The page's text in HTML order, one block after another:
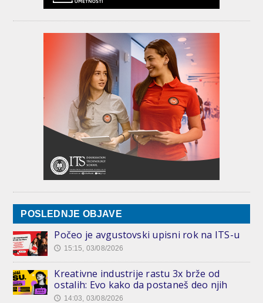
POSLEDNJE OBJAVE
Počeo je avgustovski upisni rok na ITS-u
🕔 15:15, 03/08/2026
Kreativne industrije rastu 3x brže od
ostalih: Evo kako da postaneš deo njih
🕔 14:03, 03/08/2026